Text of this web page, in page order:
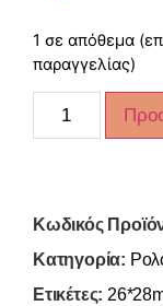
1 σε απόθεμα
παραγγελίας)
Κωδικός
Κατηγορία:
Ετικέτες: